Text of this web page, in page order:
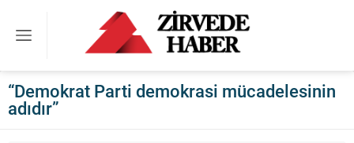
“Demokrat Parti demokrasi mücadelesinin
adıdır”